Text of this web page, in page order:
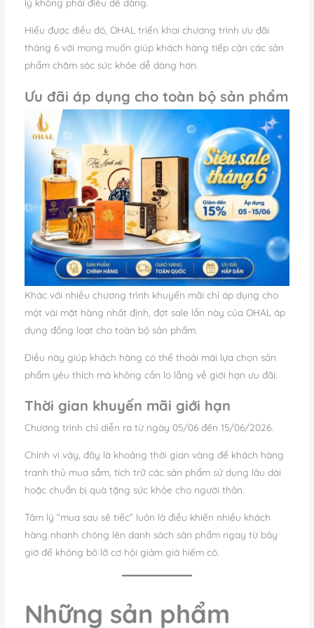
lý không phải điều dễ dàng.
Hiểu được điều đó, OHAL triển khai chương trình ưu đãi
tháng 6 với mong muốn giúp khách hàng tiếp cận các sản
phẩm chăm sóc sức khỏe dễ dàng hơn.
Ưu đãi áp dụng cho toàn bộ sản phẩm
Khác với nhiều chương trình khuyến mãi chỉ áp dụng cho
một vài mặt hàng nhất định, đợt sale lần này của OHAL áp
dụng đồng loạt cho toàn bộ sản phẩm.
Điều này giúp khách hàng có thể thoải mái lựa chọn sản
phẩm yêu thích mà không cần lo lắng về giới hạn ưu đãi.
Thời gian khuyến mãi giới hạn
Chương trình chỉ diễn ra từ ngày 05/06 đến 15/06/2026.
Chính vì vậy, đây là khoảng thời gian vàng để khách hàng
tranh thủ mua sắm, tích trữ các sản phẩm sử dụng lâu dài
hoặc chuẩn bị quà tặng sức khỏe cho người thân.
Tâm lý “mua sau sẽ tiếc” luôn là điều khiến nhiều khách
hàng nhanh chóng lên danh sách sản phẩm ngay từ bây
giờ để không bỏ lỡ cơ hội giảm giá hiếm có.
Những sản phẩm